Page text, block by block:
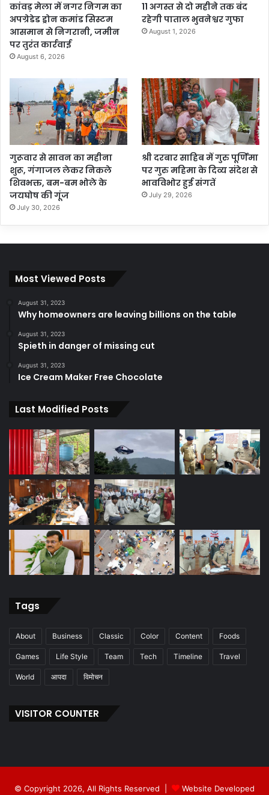
कांवड़ मेला में नगर निगम का
अपग्रेडेड ड्रोन कमांड सिस्टम
आसमान से निगरानी, जमीन
पर तुरंत कार्रवाई
August 6, 2026
11 अगस्त से दो महीने तक बंद
रहेगी पाताल भुवनेश्वर गुफा
August 1, 2026
गुरूवार से सावन का महीना
शुरू, गंगाजल लेकर निकले
शिवभक्त, बम-बम भोले के
जयघोष की गूंज
July 30, 2026
श्री दरबार साहिब में गुरु पूर्णिमा
पर गुरु महिमा के दिव्य संदेश से
भावविभोर हुई संगतें
July 29, 2026
Most Viewed Posts
August 31, 2023
Why homeowners are leaving billions on the table
August 31, 2023
Spieth in danger of missing cut
August 31, 2023
Ice Cream Maker Free Chocolate
Last Modified Posts
Tags
About Business Classic Color Content Foods
Games Life Style Team Tech Timeline Travel
World आपदा विमोचन
VISITOR COUNTER
© Copyright 2026, All Rights Reserved | Website Developed